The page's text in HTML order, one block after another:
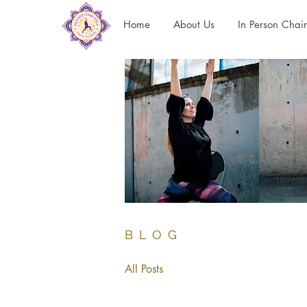
Home About Us In Person
BLOG
All Posts